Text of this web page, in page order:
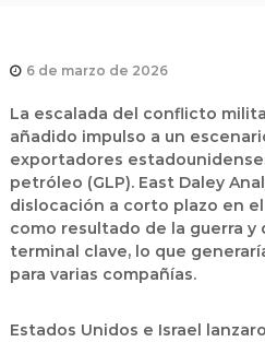
6 de marzo de 2026
La escalada del conflicto
añadido impulso a un
exportadores
petróleo (GLP). East Daley
dislocación a corto plazo en
como resultado de la guerra
terminal clave, lo que
para varias compañías.
Estados Unidos e Israel